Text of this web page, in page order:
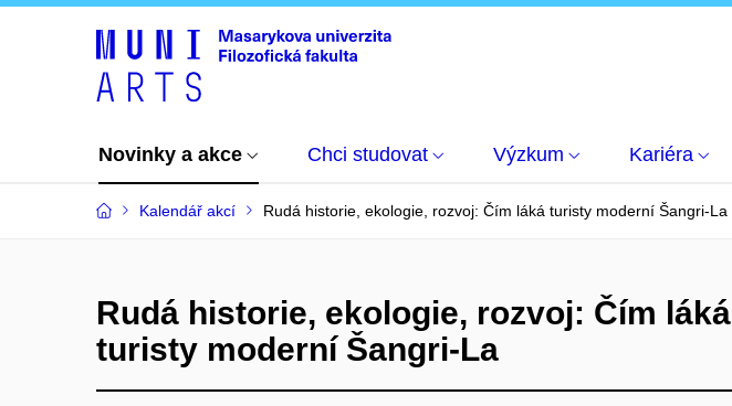
Novinky a akce Chci studovat Výzkum Kariéra
Kalendář akcí Rudá historie, ekologie, rozvoj: Čím láká turisty moderní Šangri-La
Rudá historie, ekologie, rozvoj: Čím láká
turisty moderní Šangri-La